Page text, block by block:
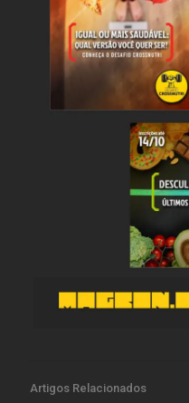
Artigos Relacionados